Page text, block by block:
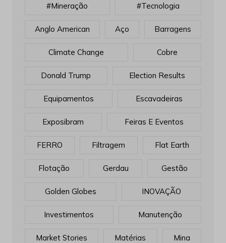
#mineração #tecnologia
Anglo American Aço Barragens
Climate Change Cobre
Donald Trump Election Results
Equipamentos Escavadeiras
Exposibram Feiras E Eventos
FERRO Filtragem Flat Earth
Flotação Gerdau Gestão
Golden Globes INOVAÇÃO
Investimentos Manutenção
Market Stories Matérias Mina